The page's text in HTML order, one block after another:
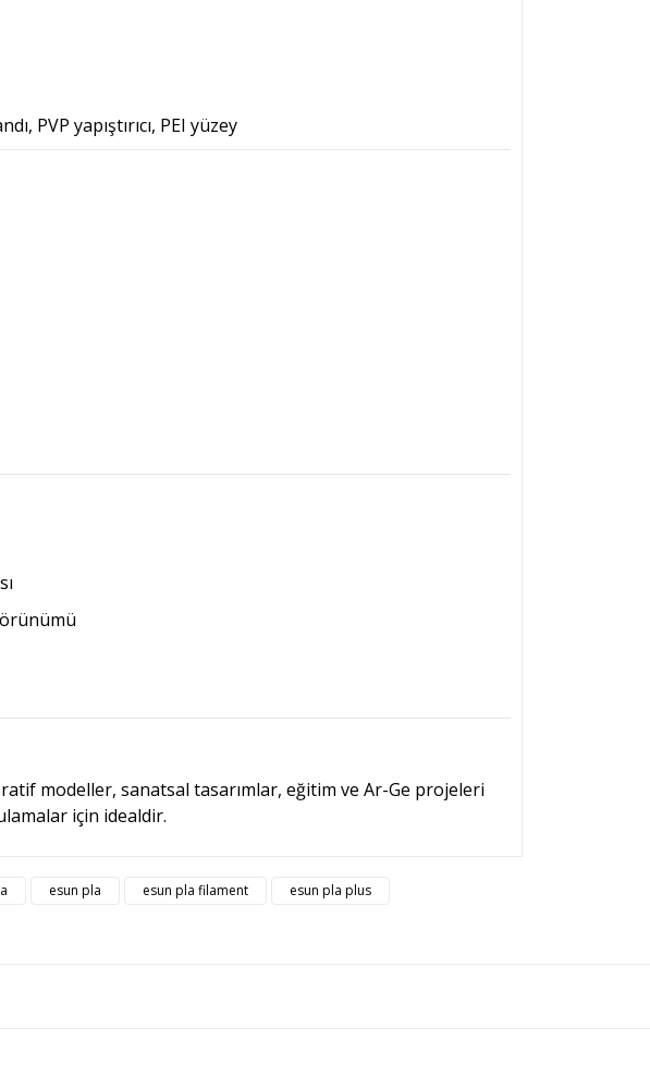
PVP yapıştırıcı, PEI yüzey
modeller, sanatsal tasarımlar, eğitim ve Ar-Ge projeleri
için idealdir.
ilk yorumu siz yapın!
diğer konularda yetersiz gördüğünüz noktaları öneri formunu kullanarak
esun pla esun pla filament
esun pla plus